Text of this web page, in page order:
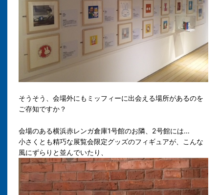
そうそう、会場外にも ミッフィーに出会える場所があるのを
ご存知ですか？
会場のある横浜赤レンガ倉庫1号館のお隣、2号館には…
小さくとも精巧な展覧会限定グッズのフィギュアが、こんな
風にずらりと並んでいたり、